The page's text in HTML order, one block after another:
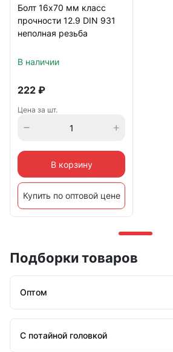
Болт 16х70 мм класс
прочности 12.9 DIN 931
неполная резьба
В наличии
222 ₽
Цена за шт.
В корзину
Купить по оптовой цене
Подборки товаров
Оптом
С потайной головкой